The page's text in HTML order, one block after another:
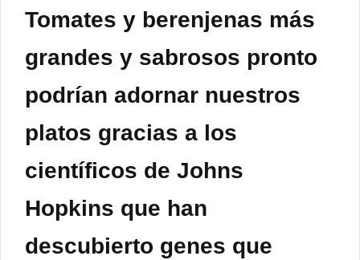
Tomates y berenjenas más
grandes y sabrosos pronto
podrían adornar nuestros
platos gracias a los
científicos de Johns
Hopkins que han
descubierto genes que